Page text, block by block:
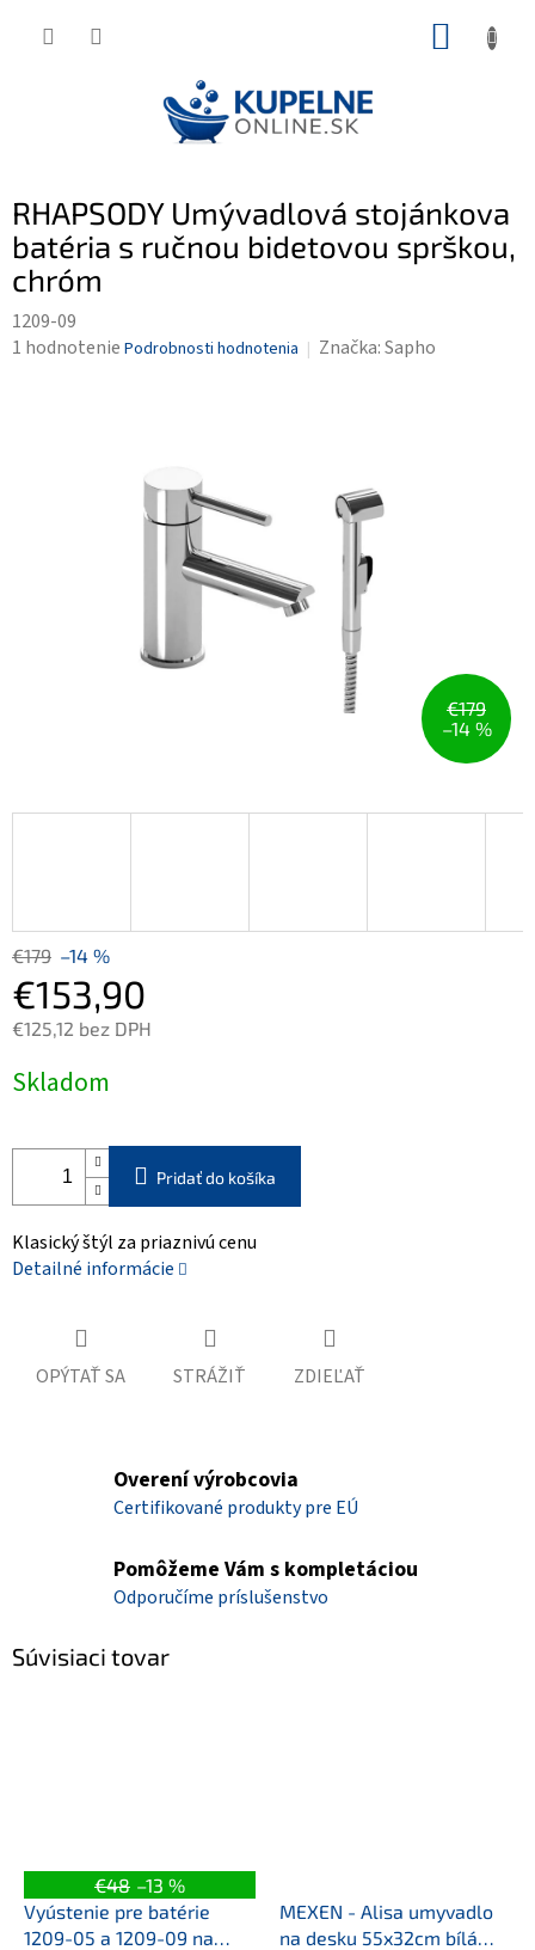
RHAPSODY Umývadlová stojánkova
batéria s ručnou bidetovou sprškou,
chróm
1209-09
Priemerné
1 hodnotenie Podrobnosti hodnotenia Značka:Sapho
€179
–14 %
€179 –14 %
€153,90
€125,12 bez DPH
cena:
Skladom
Pridať do košíka
Klasický štýl za priaznivú cenu
Detailné informácie
OPÝTAŤ SA STRÁŽIŤ ZDIEĽAŤ
Overení výrobcovia
Certifikované produkty pre EÚ
Pomôžeme Vám s kompletáciou
Odporučíme príslušenstvo
Súvisiaci tovar
€48 –13 %
Vyústenie pre batérie
1209-05 a 1209-09 na
MEXEN - Alisa umyvadlo
na desku 55x32cm bílá